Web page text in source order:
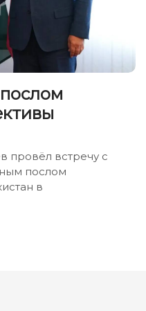
провёл встречу с
послом
в